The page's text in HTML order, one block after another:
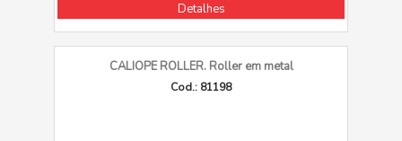
Detalhes
CALIOPE ROLLER. Roller em metal
Cod.: 81198